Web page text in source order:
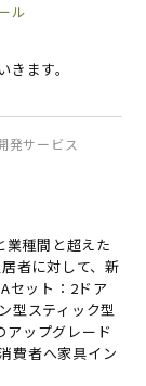
ル
ます。
発サービス
業種間と超えた
者に対して、新
セット：2ドア
型スティック型
ップグレード
費者へ家具イン